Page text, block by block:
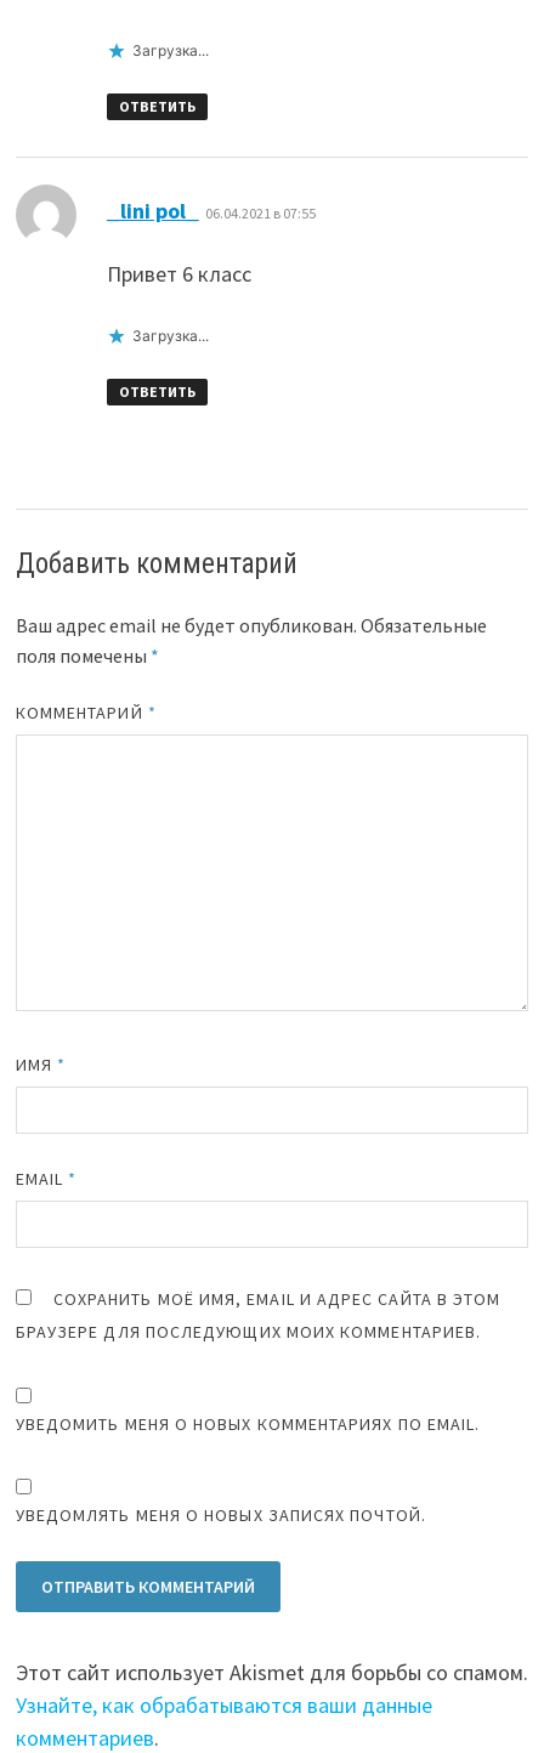
Загрузка...
ОТВЕТИТЬ
_lini pol_ 06.04.2021 в 07:55
Привет 6 класс
Загрузка...
ОТВЕТИТЬ
Добавить комментарий
Ваш адрес email не будет опубликован. Обязательные
поля помечены *
КОММЕНТАРИЙ *
ИМЯ *
EMAIL *
СОХРАНИТЬ МОЁ ИМЯ, EMAIL И АДРЕС САЙТА В ЭТОМ
БРАУЗЕРЕ ДЛЯ ПОСЛЕДУЮЩИХ МОИХ КОММЕНТАРИЕВ.
УВЕДОМИТЬ МЕНЯ О НОВЫХ КОММЕНТАРИЯХ ПО EMAIL.
УВЕДОМЛЯТЬ МЕНЯ О НОВЫХ ЗАПИСЯХ ПОЧТОЙ.
Этот сайт использует Akismet для борьбы со спамом.
Узнайте, как обрабатываются ваши данные
комментариев.